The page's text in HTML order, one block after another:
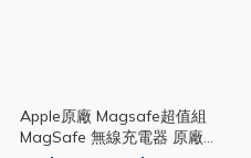
Apple原廠 Magsafe超值組
MagSafe 無線充電器 原廠